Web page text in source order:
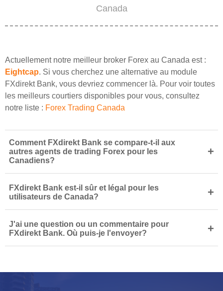
Canada
Actuellement notre meilleur broker Forex au Canada est :
Eightcap. Si vous cherchez une alternative au module
FXdirekt Bank, vous devriez commencer là. Pour voir toutes
les meilleurs courtiers disponibles pour vous, consultez
notre liste : Forex Trading Canada
Comment FXdirekt Bank se compare-t-il aux
autres agents de trading Forex pour les
Canadiens?
+
FXdirekt Bank est-il sûr et légal pour les
utilisateurs de Canada?
+
J'ai une question ou un commentaire pour
FXdirekt Bank. Où puis-je l'envoyer?
+